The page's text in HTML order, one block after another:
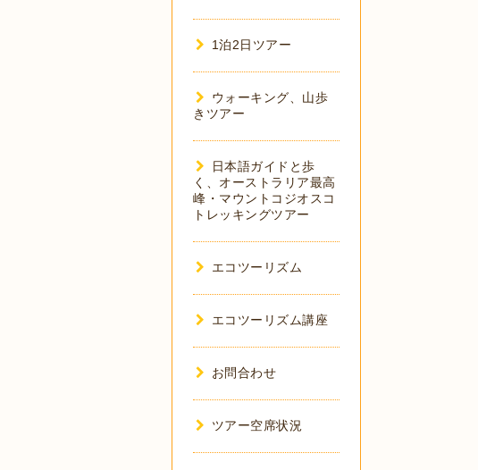
1泊2日ツアー
ウォーキング、山歩
きツアー
日本語ガイドと歩
く、オーストラリア最高
峰・マウントコジオスコ
トレッキングツアー
エコツーリズム
エコツーリズム講座
お問合わせ
ツアー空席状況